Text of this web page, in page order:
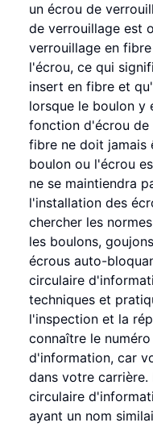
un écrou de
de verrouillage est
verrouillage en
l'écrou, ce qui
insert en fibre et
lorsque le boulon y
fonction d'écrou de
fibre ne doit jamais
boulon ou l'écrou
ne se maintiendra
l'installation des
chercher les
les boulons,
écrous auto-
circulaire
techniques et
l'inspection et la
connaître le
d'information, car
dans votre
circulaire
ayant un nom